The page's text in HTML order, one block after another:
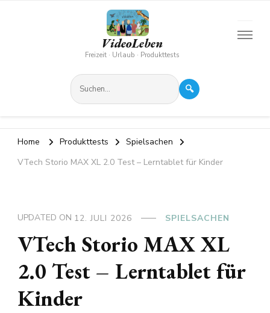
VideoLeben
Freizeit · Urlaub · Produkttests
🔍
Home Produkttests
Spielsachen
VTech Storio MAX XL 2.0 Test – Lerntablet für Kinder
UPDATED ON 12. JULI 2026 SPIELSACHEN
VTech Storio MAX XL
2.0 Test – Lerntablet für
Kinder